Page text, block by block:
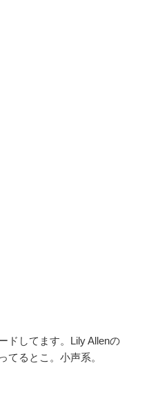
ドしてます。Lily Allenの
てるとこ。小声系。